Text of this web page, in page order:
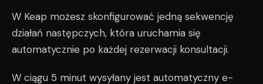
W Keap możesz skonfigurować jedną sekwencję
działań następczych, która uruchamia się
automatycznie po każdej rezerwacji konsultacji.
W ciągu 5 minut wysyłany jest automatyczny e-